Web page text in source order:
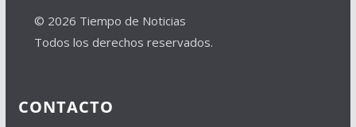
© 2026 Tiempo de Noticias
Todos los derechos reservados.
CONTACTO